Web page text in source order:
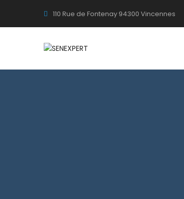
110 Rue de Fontenay 94300 Vincennes